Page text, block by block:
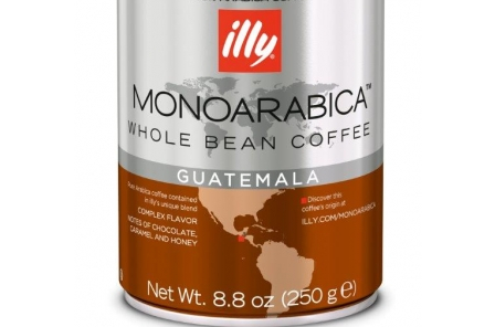
Cafea macinata
Cafea Solubila